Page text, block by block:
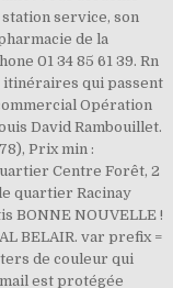
station service, son
de la
01 34 85 61 39. Rn
itinéraires qui passent
Opération
David Rambouillet.
Prix min :
Centre Forêt, 2
quartier Racinay
BONNE NOUVELLE !
BELAIR. var prefix =
de couleur qui
est protégée